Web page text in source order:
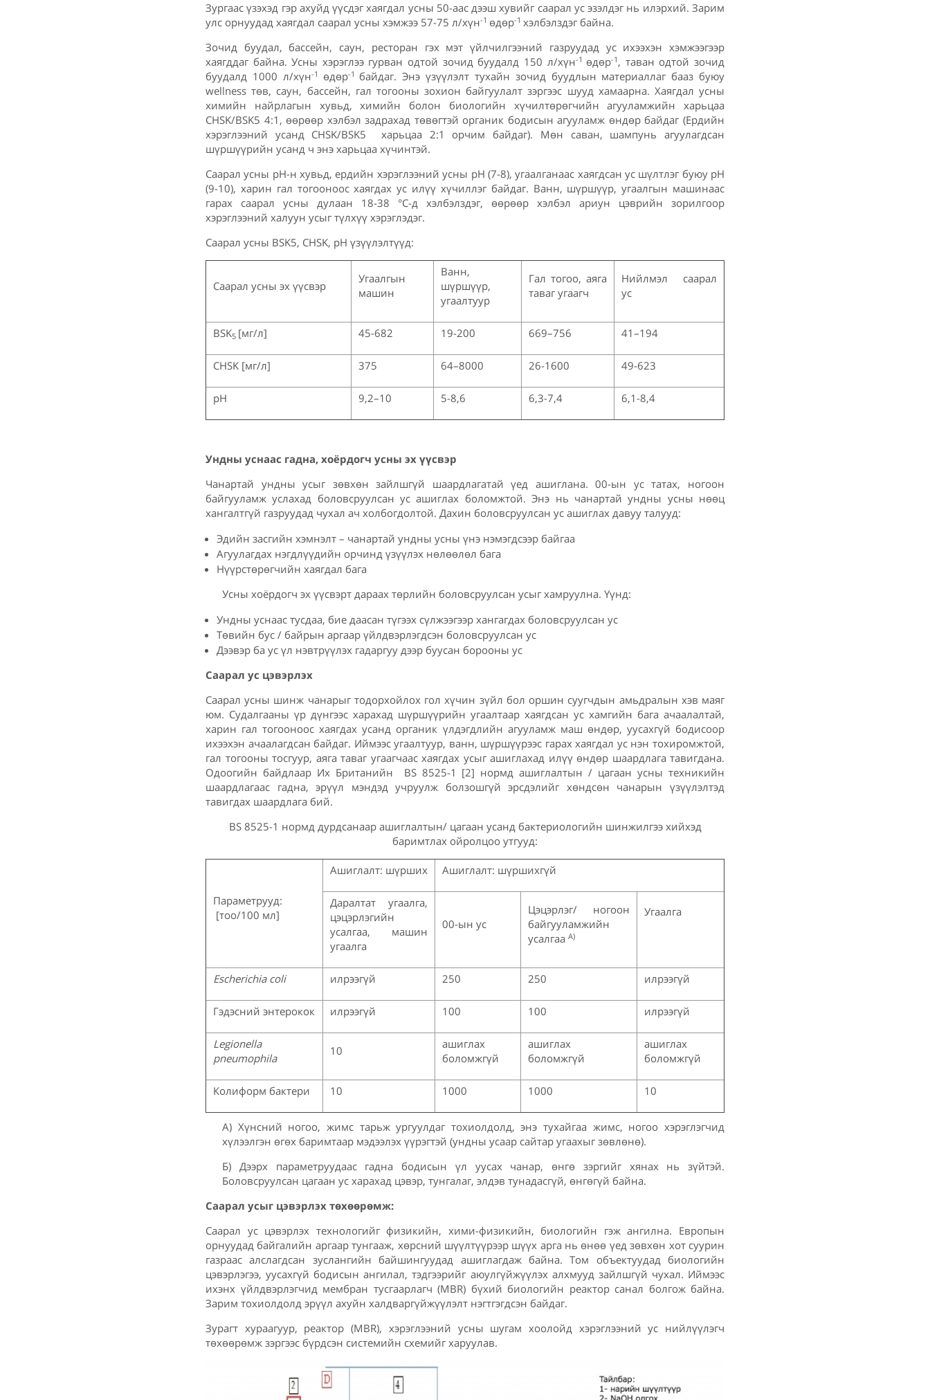
Зургаас үзэхэд гэр ахуйд үүсдэг хаягдал усны 50-аас дээш хувийг саарал ус эзэлдэг нь илэрхий. Зарим
улс орнуудад хаягдал саарал усны хэмжээ 57-75 л/хүн-1 өдөр-1 хэлбэлздэг байна.
Зочид буудал, бассейн, саун, ресторан гэх мэт үйлчилгээний газруудад ус ихээхэн хэмжээгээр
хаягддаг байна. Усны хэрэглээ гурван одтой зочид буудалд 150 л/хүн-1 өдөр-1 , таван одтой зочид
буудалд 1000 л/хүн-1 өдөр-1 байдаг. Энэ үзүүлэлт тухайн зочид буудлын материаллаг бааз буюу
wellness төв, саун, бассейн, гал тогооны зохион байгуулалт зэргээс шууд хамаарна. Хаягдал усны
химийн найрлагын хувьд, химийн болон биологийн хүчилтөрөгчийн агууламжийн харьцаа
CHSK/BSK5 4:1, өөрөөр хэлбэл задрахад төвөгтэй органик бодисын агууламж өндөр байдаг (Ердийн
хэрэглээний усанд CHSK/BSK5 харьцаа 2:1 орчим байдаг). Мөн саван, шампунь агуулагдсан
шүршүүрийн усанд ч энэ харьцаа хүчинтэй.
Саарал усны pH-н хувьд, ердийн хэрэглээний усны pH (7-8), угаалганаас хаягдсан ус шүлтлэг буюу pH
(9-10), харин гал тогооноос хаягдах ус илүү хүчиллэг байдаг. Ванн, шүршүүр, угаалгын машинаас
гарах саарал усны дулаан 18-38 °C-д хэлбэлздэг, өөрөөр хэлбэл ариун цэврийн зорилгоор
хэрэглээний халуун усыг түлхүү хэрэглэдэг.
Саарал усны BSK5, CHSK, pH үзүүлэлтүүд:
Саарал усны эх үүсвэр
Угаалгын
машин
Ванн,
шүршүүр,
угаалтуур
Гал тогоо, аяга
таваг угаагч
Нийлмэл саарал
ус
BSK5 [мг/л] 45-682 19-200 669–756 41–194
CHSK [мг/л] 375 64–8000 26-1600 49-623
pH 9,2–10 5-8,6 6,3-7,4 6,1-8,4
Ундны уснаас гадна, хоёрдогч усны эх үүсвэр
Чанартай ундны усыг зөвхөн зайлшгүй шаардлагатай үед ашиглана. 00-ын ус татах, ногоон
байгууламж услахад боловсруулсан ус ашиглах боломжтой. Энэ нь чанартай ундны усны нөөц
хангалтгүй газруудад чухал ач холбогдолтой. Дахин боловсруулсан ус ашиглах давуу талууд:
Эдийн засгийн хэмнэлт – чанартай ундны усны үнэ нэмэгдсээр байгаа
Агуулагдах нэгдлүүдийн орчинд үзүүлэх нөлөөлөл бага
Нүүрстөрөгчийн хаягдал бага
Усны хоёрдогч эх үүсвэрт дараах төрлийн боловсруулсан усыг хамруулна. Үүнд:
Ундны уснаас тусдаа, бие даасан түгээх сүлжээгээр хангагдах боловсруулсан ус
Төвийн бус / байрын аргаар үйлдвэрлэгдсэн боловсруулсан ус
Дээвэр ба ус үл нэвтрүүлэх гадаргуу дээр буусан борооны ус
Саарал ус цэвэрлэх
Саарал усны шинж чанарыг тодорхойлох гол хүчин зүйл бол оршин суугчдын амьдралын хэв маяг
юм. Судалгааны үр дүнгээс харахад шүршүүрийн угаалтаар хаягдсан ус хамгийн бага ачаалалтай,
харин гал тогооноос хаягдах усанд органик үлдэгдлийн агууламж маш өндөр, уусахгүй бодисоор
ихээхэн ачаалагдсан байдаг. Иймээс угаалтуур, ванн, шүршүүрээс гарах хаягдал ус нэн тохиромжтой,
гал тогооны тосгуур, аяга таваг угаагчаас хаягдах усыг ашиглахад илүү өндөр шаардлага тавигдана.
Одоогийн байдлаар Их Британийн BS 8525-1 [2] нормд ашиглалтын / цагаан усны техникийн
шаардлагаас гадна, эрүүл мэндэд учруулж болзошгүй эрсдэлийг хөндсөн чанарын үзүүлэлтэд
тавигдах шаардлага бий.
BS 8525-1 нормд дурдсанаар ашиглалтын/ цагаан усанд бактериологийн шинжилгээ хийхэд
баримтлах ойролцоо утгууд:
Параметрууд:
[тоо/100 мл]
Ашиглалт: шүрших Ашиглалт: шүршихгүй
Даралтат угаалга,
цэцэрлэгийн
усалгаа, машин
угаалга
00-ын ус
Цэцэрлэг/ ногоон
байгууламжийн
усалгаа A)
Угаалга
Escherichia coli илрээгүй 250 250 илрээгүй
Гэдэсний энтерокок илрээгүй 100 100 илрээгүй
Legionella
pneumophila
10
ашиглах
боломжгүй
ашиглах
боломжгүй
ашиглах
боломжгүй
Колиформ бактери 10 1000 1000 10
А) Хүнсний ногоо, жимс тарьж ургуулдаг тохиолдолд, энэ тухайгаа жимс, ногоо хэрэглэгчид
хүлээлгэн өгөх баримтаар мэдээлэх үүрэгтэй (ундны усаар сайтар угаахыг зөвлөнө).
Б) Дээрх параметруудаас гадна бодисын үл уусах чанар, өнгө зэргийг хянах нь зүйтэй.
Боловсруулсан цагаан ус харахад цэвэр, тунгалаг, элдэв тунадасгүй, өнгөгүй байна.
Саарал усыг цэвэрлэх төхөөрөмж:
Саарал ус цэвэрлэх технологийг физикийн, хими-физикийн, биологийн гэж ангилна. Европын
орнуудад байгалийн аргаар тунгааж, хөрсний шүүлтүүрээр шүүх арга нь өнөө үед зөвхөн хот суурин
газраас алслагдсан зуслангийн байшингуудад ашиглагдаж байна. Том объектуудад биологийн
цэвэрлэгээ, уусахгүй бодисын ангилал, тэдгээрийг аюулгүйжүүлэх алхмууд зайлшгүй чухал. Иймээс
ихэнх үйлдвэрлэгчид мембран тусгаарлагч (MBR) бүхий биологийн реактор санал болгож байна.
Зарим тохиолдолд эрүүл ахуйн халдваргүйжүүлэлт нэгтгэгдсэн байдаг.
Зурагт хураагуур, реактор (MBR), хэрэглээний усны шугам хоолойд хэрэглээний ус нийлүүлэгч
төхөөрөмж зэргээс бүрдсэн системийн схемийг харуулав.